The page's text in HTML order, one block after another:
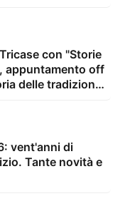
con "Storie
appuntamento off
delle tradizioni
vent'anni di
Tante novità e